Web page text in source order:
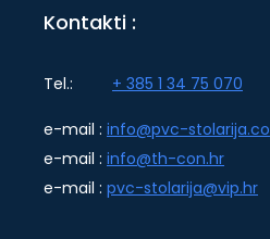
Kontakti :
Tel.: + 385 1 34 75 070
e-mail : info@pvc-stolarija.co
e-mail : info@th-con.hr
e-mail : pvc-stolarija@vip.hr